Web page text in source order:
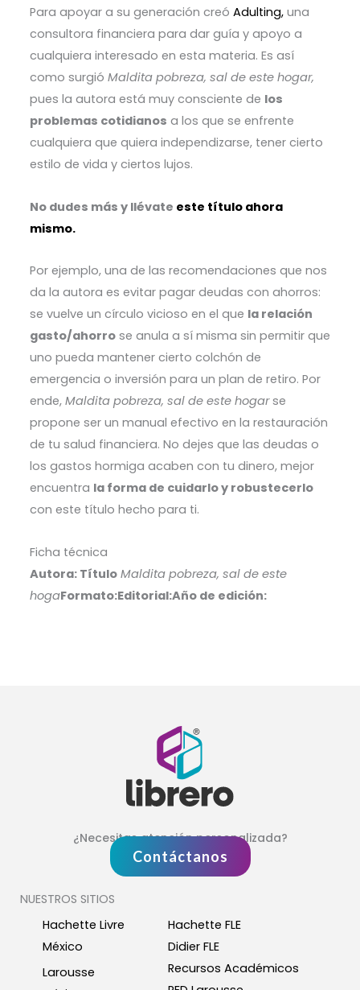
Para apoyar a su generación creó Adulting,una
consultora financiera para dar guía y apoyo a
cualquiera interesado en esta materia. Es así
como surgió Maldita pobreza, sal de este hogar,
pues la autora está muy consciente de los
problemas cotidianos a los que se enfrente
cualquiera que quiera independizarse, tener cierto
estilo de vida y ciertos lujos.
No dudes más y llévate este título ahora
mismo.
Por ejemplo, una de las recomendaciones que nos
da la autora es evitar pagar deudas con ahorros:
se vuelve un círculo vicioso en el que la relación
gasto/ahorrose anula a sí misma sin permitir que
uno pueda mantener cierto colchón de
emergencia o inversión para un plan de retiro. Por
ende, Maldita pobreza, sal de este hogarse
propone ser un manual efectivo en la restauración
de tu salud financiera. No dejes que las deudas o
los gastos hormiga acaben con tu dinero, mejor
encuentra la forma de cuidarlo y robustecerlo
con este título hecho para ti.
Ficha técnica
Autora:TítuloMaldita pobreza, sal de este
hogaFormato:Editorial:Año de edición:
¿Necesitas atención personalizada?
Contáctanos
NUESTROS SITIOS
Hachette Livre
México
Larousse
Hachette FLE
Didier FLE
Recursos Académicos